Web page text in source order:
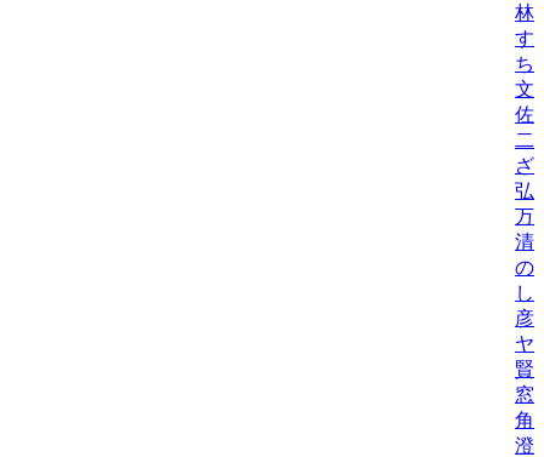
林
す
ち
文
佐
二
ざ
弘/
万
清
の/
し
彦
ヤ
賢
窓
角
澄/